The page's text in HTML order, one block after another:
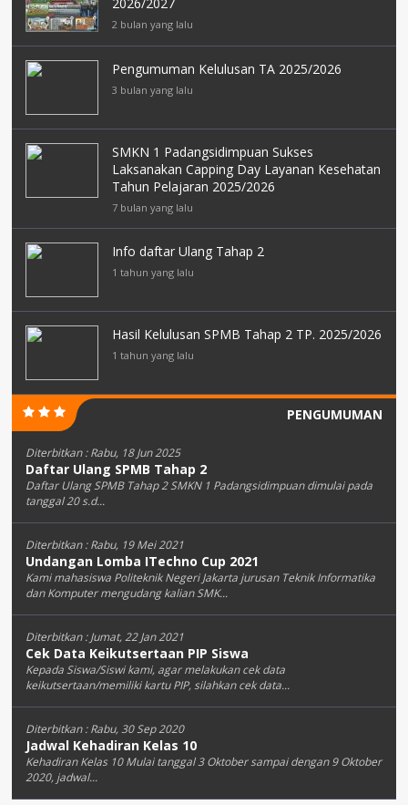
2 bulan yang lalu
Pengumuman Kelulusan TA 2025/2026
3 bulan yang lalu
SMKN 1 Padangsidimpuan Sukses
Laksanakan Capping Day Layanan Kesehatan
Tahun Pelajaran 2025/2026
7 bulan yang lalu
Info daftar Ulang Tahap 2
1 tahun yang lalu
Hasil Kelulusan SPMB Tahap 2 TP. 2025/2026
1 tahun yang lalu
PENGUMUMAN
Diterbitkan :Rabu, 18 Jun 2025
Daftar Ulang SPMB Tahap 2
Daftar Ulang SPMB Tahap 2 SMKN 1 Padangsidimpuan dimulai pada
tanggal 20 s.d...
Diterbitkan :Rabu, 19 Mei 2021
Undangan Lomba ITechno Cup 2021
Kami mahasiswa Politeknik Negeri Jakarta jurusan Teknik Informatika
dan Komputer mengudang kalian SMK...
Diterbitkan :Jumat, 22 Jan 2021
Cek Data Keikutsertaan PIP Siswa
Kepada Siswa/Siswi kami, agar melakukan cek data
keikutsertaan/memiliki kartu PIP, silahkan cek data...
Diterbitkan :Rabu, 30 Sep 2020
Jadwal Kehadiran Kelas 10
Kehadiran Kelas 10 Mulai tanggal 3 Oktober sampai dengan 9 Oktober
2020, jadwal...